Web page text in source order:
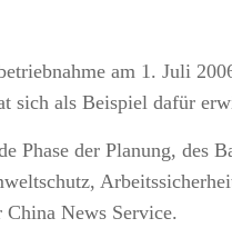
am 1. Juli
sich als Beispiel dafür
Phase der Planung, des
China News Service.